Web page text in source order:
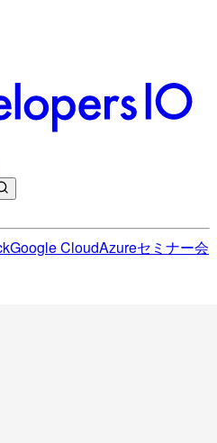
Google CloudAzureセミナー会